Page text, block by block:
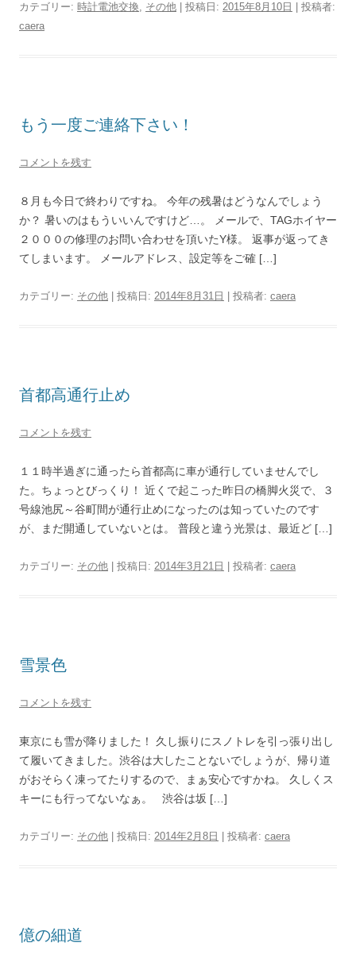
カテゴリー: 時計電池交換, その他 | 投稿日: 2015年8月10日
投稿者:
caera
もう一度ご連絡下さい！
コメントを残す
８月も今日で終わりですね。 今年の残暑はどうなんでしょう
か？ 暑いのはもういいんですけど…。 メールで、TAGホイヤー
２０００の修理のお問い合わせを頂いたY様。 返事が返ってき
てしまいます。 メールアドレス、設定等をご確 […]
カテゴリー: その他 | 投稿日: 2014年8月31日 投稿者: caera
首都高通行止め
コメントを残す
１１時半過ぎに通ったら首都高に車が通行していませんでし
た。ちょっとびっくり！ 近くで起こった昨日の橋脚火災で、３
号線池尻～谷町間が通行止めになったのは知っていたのです
が、まだ開通していないとは。 普段と違う光景は、最近ど […]
カテゴリー: その他 | 投稿日: 2014年3月21日 投稿者: caera
雪景色
コメントを残す
東京にも雪が降りました！ 久し振りにスノトレを引っ張り出し
て履いてきました。渋谷は大したことないでしょうが、帰り道
がおそらく凍ってたりするので、まぁ安心ですかね。 久しくス
キーにも行ってないなぁ。 渋谷は坂 […]
カテゴリー: その他 | 投稿日: 2014年2月8日 投稿者: caera
億の細道